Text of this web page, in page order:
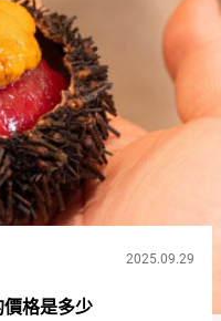
2025.09.29
格是多少